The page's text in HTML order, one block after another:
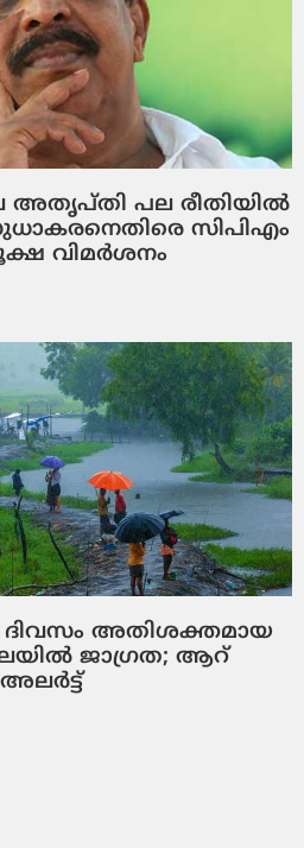
അതൃപ്തി പല രീതിയില്‍
സിപിഎം
രൂക്ഷ വിമര്‍ശനം
അതിശക്തമായ
ജാഗ്രത; ആറ്